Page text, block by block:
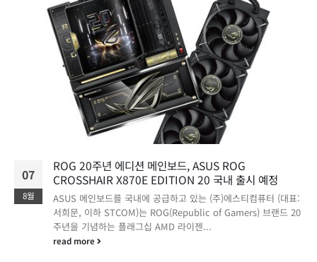
07
8월
ROG 20주년 에디션 메인보드, ASUS ROG
CROSSHAIR X870E EDITION 20 국내 출시 예정
ASUS 메인보드를 국내에 공급하고 있는 (주)에스티컴퓨터 (대표:
서희문, 이하 STCOM)는 ROG(Republic of Gamers) 브랜드 20
주년을 기념하는 플래그십 AMD 라이젠...
read more